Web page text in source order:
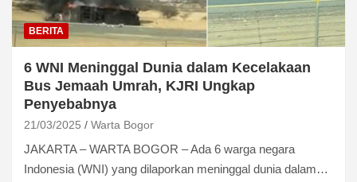
BERITA
6 WNI Meninggal Dunia dalam Kecelakaan
Bus Jemaah Umrah, KJRI Ungkap
Penyebabnya
21/03/2025 Warta Bogor
JAKARTA – WARTA BOGOR – Ada 6 warga negara
Indonesia (WNI) yang dilaporkan meninggal dunia dalam…